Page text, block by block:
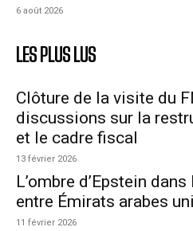
6 août 2026
LES PLUS LUS
Clôture de la visite du
discussions sur la
et le cadre fiscal
13 février 2026
L’ombre d’Epstein
entre Émirats arabes
11 février 2026